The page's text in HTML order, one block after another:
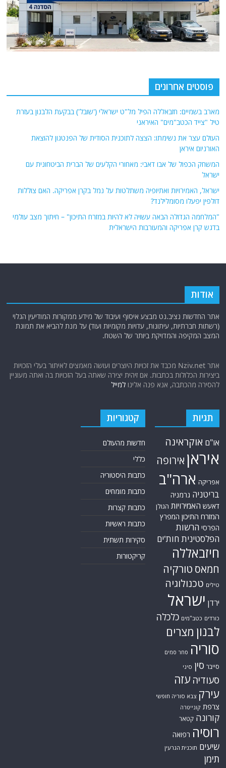
פוסטים אחרונים
מארב בשמיים: חזבאללה הפיל מל"ט ישראלי ('שובל') בבקעת הלבנון בעזרת
טיל "צייד הכטב"מים" האיראני
העולם עצר את נשימתו: הצצה לתוכנית הסודית של הפנטגון להוצאת
האורניום איראן
המשחק הכפול של אבו דאבי: מאחורי הקלעים של הברית הביטחונית עם
ישראל
ישראל, האמירויות ואתיופיה משתלטות על נמל בקרן אפריקה. האם צוללות
דולפין יפעלו מסומלילנד?
"המלחמה הגדולה הבאה עשויה לא להיות במזרח התיכון" – חיתוך מצב עולמי
בדגש קרן אפריקה והמעורבות הישראלית
אודות
אתר החדשות נציב.נט מבצע איסוף ועיבוד של מידע ממקורות המודיעין הגלוי
(רשתות חברתיות, עיתונות, עדויות מקומיות ועוד) על מנת להביא את תמונת
המצב המקיפה והמדויקת ביותר של השטח.
אתר Nziv.net מכבד את זכויות היוצרים ועושה מאמצים לאיתור בעלי הזכויות
ביצירות הכלולות בכתבות. אם זיהית יצירה שאתה בעל הזכויות בה ואתה מעוניין
להסירה מהכתבה, אנא פנה אלינולמייל
תגיות
או"ם אוקראינה
איראן אירופה
אפריקה ארה"ב
בריטניה גרמניה
דאעש האמירויות הגולן
המזרח התיכון המפרץ
הפרסי הרשות
הפלסטינית חות'ים
חיזבאללה
חמאס טורקיה
טילים טכנולוגיה
ירדן ישראל
כורדים כטב"מים כלכלה
לבנון מצרים
סוריה סחר סמים
סייבר סין סיני
סעודיה עזה
עירק צבא סוריה חופשי
צרפת קונייטרה
קורונה קטאר
רוסיה רפואה
שיעים תוכנית הגרעין
תימן
קטגוריות
חדשות מהעולם
כללי
כתבות היסטוריה
כתבות מומחים
כתבות קצרות
כתבות ראשיות
סקירות תשתית
קריקטורות